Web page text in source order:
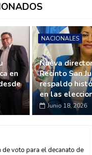
en
NACIONALES
Nueva
Recinto San
respaldo
en las
Junio 18, 2026
voto para el decanato de